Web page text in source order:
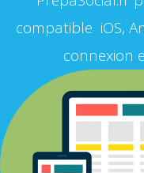
compatible iOS,
connexion